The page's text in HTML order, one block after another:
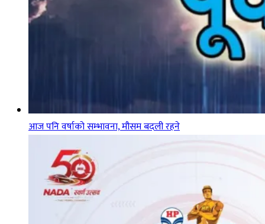
आज पनि वर्षाको सम्भावना, मौसम बदली रहने